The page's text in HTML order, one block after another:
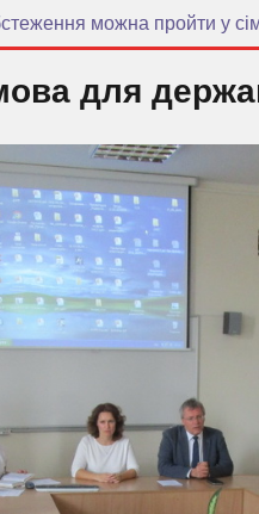
можна пройти у
для